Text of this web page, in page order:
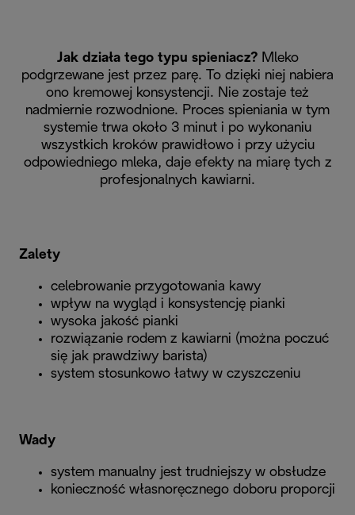
Jak działa tego typu spieniacz?Mleko
podgrzewane jest przez parę. To dzięki niej nabiera
ono kremowej konsystencji. Nie zostaje też
nadmiernie rozwodnione. Proces spieniania w tym
systemie trwa około 3 minut i po wykonaniu
wszystkich kroków prawidłowo i przy użyciu
odpowiedniego mleka, daje efekty na miarę tych z
profesjonalnych kawiarni.
Zalety
celebrowanie przygotowania kawy
wpływ na wygląd i konsystencję pianki
wysoka jakość pianki
rozwiązanie rodem z kawiarni (można poczuć
się jak prawdziwy barista)
system stosunkowo łatwy w czyszczeniu
Wady
system manualny jest trudniejszy w obsłudze
konieczność własnoręcznego doboru proporcji